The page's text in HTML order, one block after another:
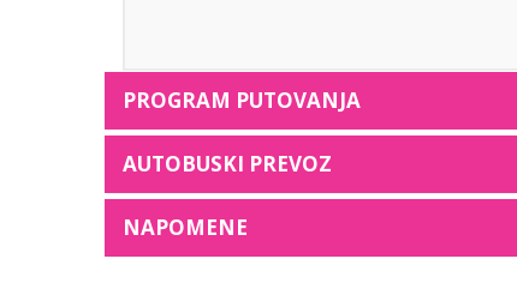
PROGRAM PUTOVANJA
AUTOBUSKI PREVOZ
NAPOMENE